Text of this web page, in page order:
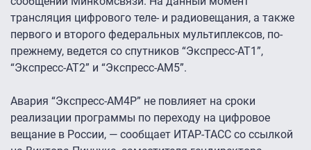
трансляция цифрового теле- и радиовещания, а также
первого и второго федеральных мультиплексов, по-
прежнему, ведется со спутников “Экспресс-АТ1”,
“Экспресс-АТ2” и “Экспресс-АМ5”.
Авария “Экспресс-АМ4Р” не повлияет на сроки
реализации программы по переходу на цифровое
вещание в России, — сообщает ИТАР-ТАСС со ссылкой